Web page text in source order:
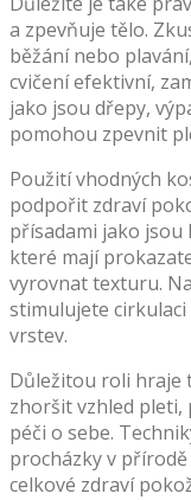
a zpevňuje tělo.
běžání nebo
cvičení efektivní,
jako jsou dřepy,
pomohou zpevnit
Použití vhodných
podpořit zdraví
přísadami jako
které mají
vyrovnat texturu.
stimulujete
vrstev.
Důležitou roli hraje
zhoršit vzhled pleti,
péči o sebe.
procházky v
celkové zdraví